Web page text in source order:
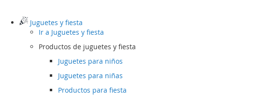
Juguetes y fiesta
Ir a Juguetes y fiesta
Productos de juguetes y fiesta
Juguetes para niños
Juguetes para niñas
Productos para fiesta